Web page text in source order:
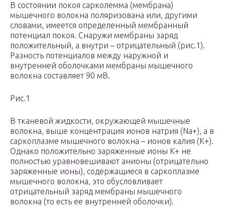
В состоянии покоя сарколемма (мембрана)
мышечного волокна поляризована или, другими
словами, имеется определенный мембранный
потенциал покоя. Снаружи мембраны заряд
положительный, а внутри – отрицательный (рис.1).
Разность потенциалов между наружной и
внутренней оболочками мембраны мышечного
волокна составляет 90 мВ.
Рис.1
В тканевой жидкости, окружающей мышечные
волокна, выше концентрация ионов натрия (Na+), а в
саркоплазме мышечного волокна – ионов калия (К+).
Однако положительно заряженные ионы К+ не
полностью уравновешивают анионы (отрицательно
заряженные ионы), содержащиеся в саркоплазме
мышечного волокна, это обусловливает
отрицательный заряд мембраны мышечного
волокна (то есть ее внутренней оболочки).